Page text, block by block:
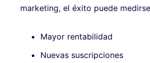
marketing, el éxito puede
Mayor rentabilidad
Nuevas suscripciones